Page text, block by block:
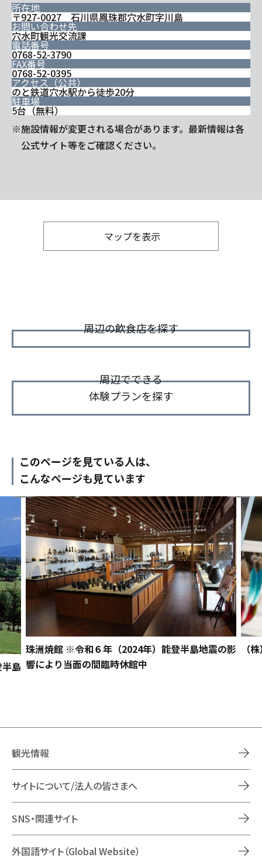
所在地
〒927-0027 石川県鳳珠郡穴水町字川島
お問い合わせ先
穴水町観光交流課
電話番号
0768-52-3790
FAX番号
0768-52-0395
アクセス（公共）
のと鉄道穴水駅から徒歩20分
駐車場
5台（無料）
※施設情報が変更される場合があります。最新情報は各
公式サイト等をご確認ください。
マップを表示
周辺の飲食店を探す
周辺でできる
体験プランを探す
このページを見ている人は、
こんなページも見ています
島
珠洲焼館 ※令和６年（2024年）能登半島地震の影
響により当面の間臨時休館中
（
観光情報
サイトについて/法人の皆さまへ
SNS・関連サイト
外国語サイト（Global Website）